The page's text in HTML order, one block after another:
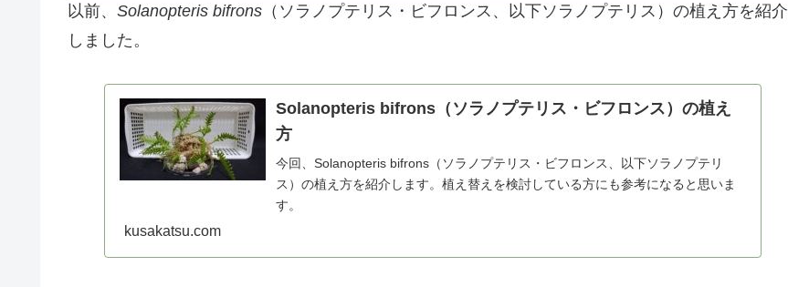
以前、 Solanopteris bifrons （ソラノプテリス・ビフロンス、以下ソラノプテリス）の植え方を紹介
しました。
Solanopteris bifrons（ソラノプテリス・ビフロンス）の植え
方
今回、Solanopteris bifrons（ソラノプテリス・ビフロンス、以下ソラノプテリ
ス）の植え方を紹介します。植え替えを検討している方にも参考になると思いま
す。
kusakatsu.com